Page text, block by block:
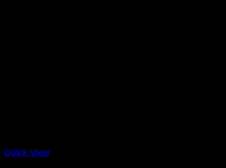
Quick View